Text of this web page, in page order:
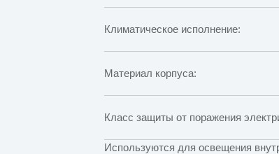
Климатическое исполнение:
Материал корпуса:
Класс защиты от поражения
Используются для освещения